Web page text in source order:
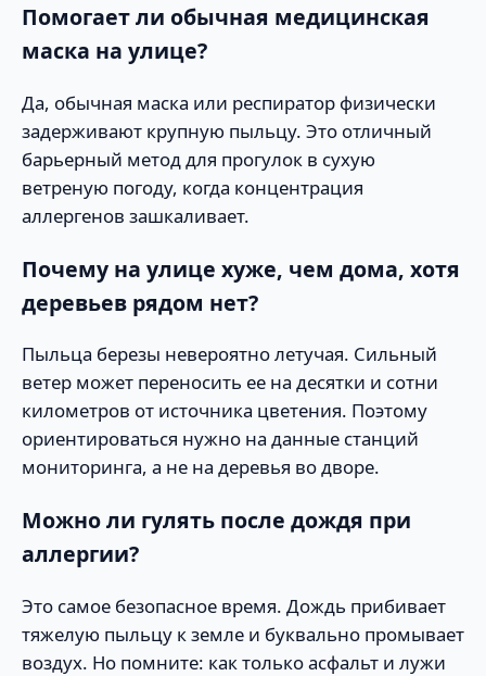
Помогает ли обычная медицинская
маска на улице?
Да, обычная маска или респиратор физически
задерживают крупную пыльцу. Это отличный
барьерный метод для прогулок в сухую
ветреную погоду, когда концентрация
аллергенов зашкаливает.
Почему на улице хуже, чем дома, хотя
деревьев рядом нет?
Пыльца березы невероятно летучая. Сильный
ветер может переносить ее на десятки и сотни
километров от источника цветения. Поэтому
ориентироваться нужно на данные станций
мониторинга, а не на деревья во дворе.
Можно ли гулять после дождя при
аллергии?
Это самое безопасное время. Дождь прибивает
тяжелую пыльцу к земле и буквально промывает
воздух. Но помните: как только асфальт и лужи